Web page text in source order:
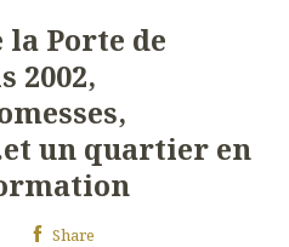
Porte de
2002,
un quartier en
Share